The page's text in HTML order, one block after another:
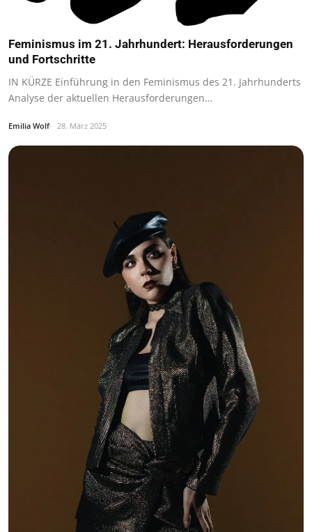
Feminismus im 21. Jahrhundert: Herausforderungen
und Fortschritte
IN KÜRZE Einführung in den Feminismus des 21. Jahrhunderts
Analyse der aktuellen Herausforderungen…
Emilia Wolf 28. März 2025